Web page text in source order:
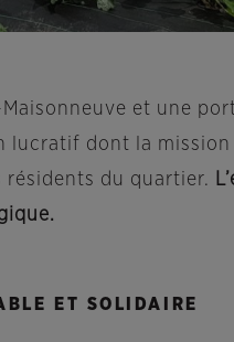
et une
lucratif dont la
résidents du quartier.
ET SOLIDAIRE